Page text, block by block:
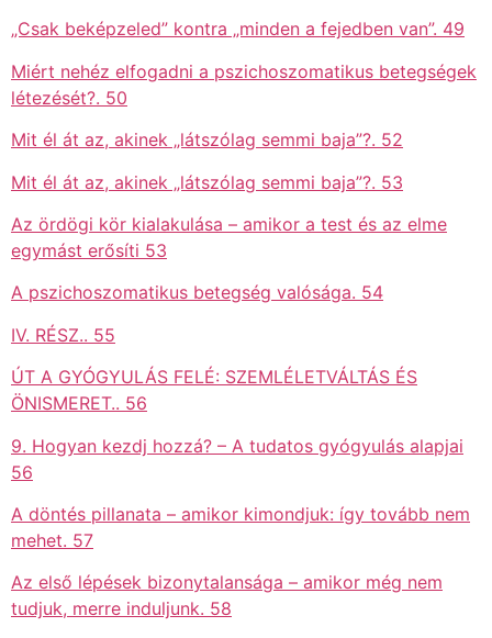
„Csak beképzeled” kontra „minden a fejedben van”. 49
Miért nehéz elfogadni a pszichoszomatikus betegségek
létezését?. 50
Mit él át az, akinek „látszólag semmi baja”?. 52
Mit él át az, akinek „látszólag semmi baja”?. 53
Az ördögi kör kialakulása – amikor a test és az elme
egymást erősíti 53
A pszichoszomatikus betegség valósága. 54
IV. RÉSZ.. 55
ÚT A GYÓGYULÁS FELÉ: SZEMLÉLETVÁLTÁS ÉS
ÖNISMERET.. 56
9. Hogyan kezdj hozzá? – A tudatos gyógyulás alapjai
56
A döntés pillanata – amikor kimondjuk: így tovább nem
mehet. 57
Az első lépések bizonytalansága – amikor még nem
tudjuk, merre induljunk. 58